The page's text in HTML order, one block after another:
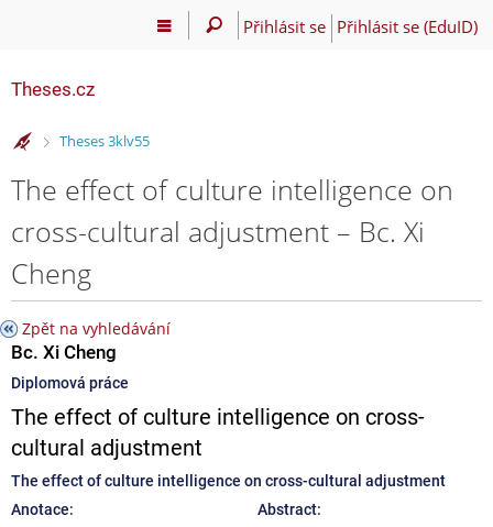
Přihlásit se Přihlásit se (EduID)
Theses.cz
>
Theses 3klv55
The effect of culture intelligence on
cross-cultural adjustment – Bc. Xi
Cheng
Zpět na vyhledávání
Bc. Xi Cheng
Diplomová práce
The effect of culture intelligence on cross-
cultural adjustment
The effect of culture intelligence on cross-cultural adjustment
Anotace:
Abstract: